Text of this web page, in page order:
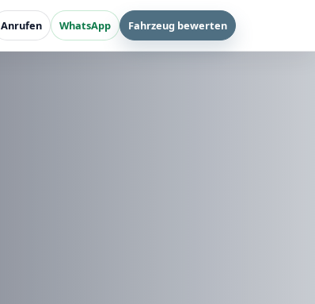
Anrufen WhatsApp Fahrzeug bewerten